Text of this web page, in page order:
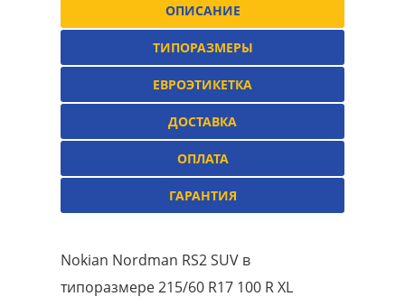
ОПИСАНИЕ
ТИПОРАЗМЕРЫ
ЕВРОЭТИКЕТКА
ДОСТАВКА
ОПЛАТА
ГАРАНТИЯ
Nokian Nordman RS2 SUV в
типоразмере 215/60 R17 100 R XL